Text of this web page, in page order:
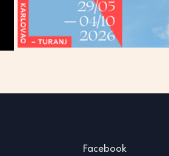
Facebook